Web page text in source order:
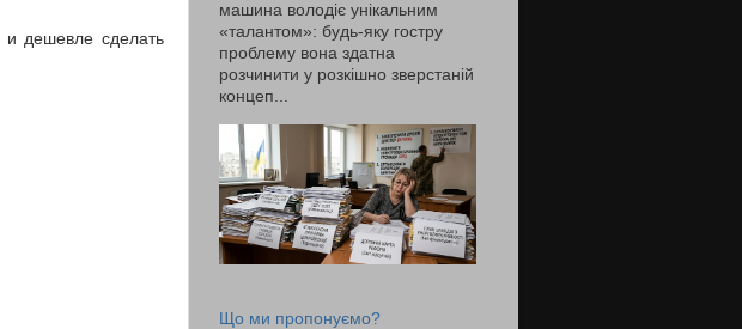
и дешевле сделать
машина володіє унікальним
«талантом»: будь-яку гостру
проблему вона здатна
розчинити у розкішно зверстаній
концеп...
Що ми пропонуємо?